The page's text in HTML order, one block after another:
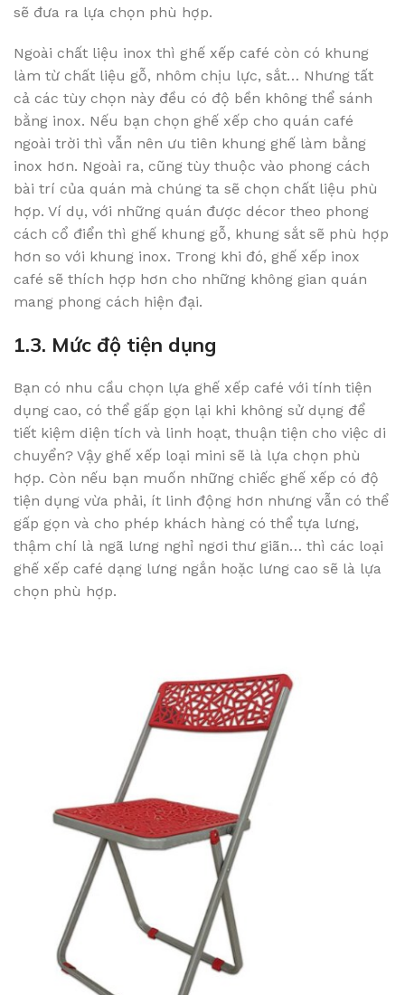
sẽ đưa ra lựa chọn phù hợp.
Ngoài chất liệu inox thì ghế xếp café còn có khung
làm từ chất liệu gỗ, nhôm chịu lực, sắt… Nhưng tất
cả các tùy chọn này đều có độ bền không thể sánh
bằng inox. Nếu bạn chọn ghế xếp cho quán café
ngoài trời thì vẫn nên ưu tiên khung ghế làm bằng
inox hơn. Ngoài ra, cũng tùy thuộc vào phong cách
bài trí của quán mà chúng ta sẽ chọn chất liệu phù
hợp. Ví dụ, với những quán được décor theo phong
cách cổ điển thì ghế khung gỗ, khung sắt sẽ phù hợp
hơn so với khung inox. Trong khi đó, ghế xếp inox
café sẽ thích hợp hơn cho những không gian quán
mang phong cách hiện đại.
1.3. Mức độ tiện dụng
Bạn có nhu cầu chọn lựa ghế xếp café với tính tiện
dụng cao, có thể gấp gọn lại khi không sử dụng để
tiết kiệm diện tích và linh hoạt, thuận tiện cho việc di
chuyển? Vậy ghế xếp loại mini sẽ là lựa chọn phù
hợp. Còn nếu bạn muốn những chiếc ghế xếp có độ
tiện dụng vừa phải, ít linh động hơn nhưng vẫn có thể
gấp gọn và cho phép khách hàng có thể tựa lưng,
thậm chí là ngã lưng nghỉ ngơi thư giãn… thì các loại
ghế xếp café dạng lưng ngắn hoặc lưng cao sẽ là lựa
chọn phù hợp.